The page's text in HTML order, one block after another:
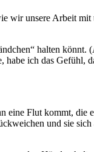
wir unsere Arbeit
halten
habe ich das Gefühl,
Flut kommt, die
und sie